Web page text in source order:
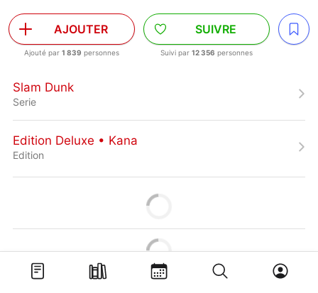
AJOUTER
Ajouté par 1 839 personnes
SUIVRE
Suivi par 12 356 personnes
Slam Dunk
Serie
Edition Deluxe • Kana
Edition